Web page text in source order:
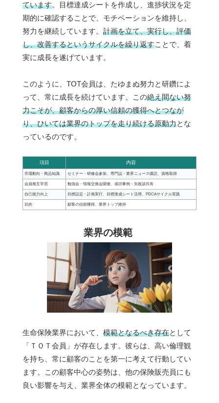
ています。目標達成シートを作成し、進捗状況を定
期的に確認することで、モチベーションを維持し、
努力を継続しています。 計画を立て、実行し、評価
し、改善するというサイクルを繰り返すことで、着
実に成長を遂げています。
このように、TOT会員は、たゆまぬ努力と研鑽によ
って、常に成長を続けています。この絶え間ない努
力こそが、顧客からの厚い信頼の獲得へとつなが
り、ひいては業界のトップを走り続ける原動力とな
っているのです。
項目 内容
市場動向・商品知識 セミナー・研修会参加、専門誌・業界ニュース購読、資格取得
会員相互学習 勉強会・情報交換会開催、成功事例・失敗談共有
自己能力向上 目標設定・計画実行、目標達成シート活用、PDCAサイクル実践
目的 顧客の信頼獲得、業界トップ維持
業界の模範
生命保険業界において、 模範となるべき存在として
「ＴＯＴ会員」が存在します。彼らは、高い倫理観
を持ち、常に顧客のことを第一に考えて行動してい
ます。この顧客中心の姿勢は、他の保険販売員にも
良い影響を与え、業界全体の模範となっています。